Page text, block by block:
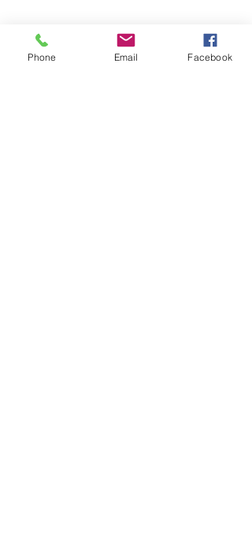
Phone Email Facebook